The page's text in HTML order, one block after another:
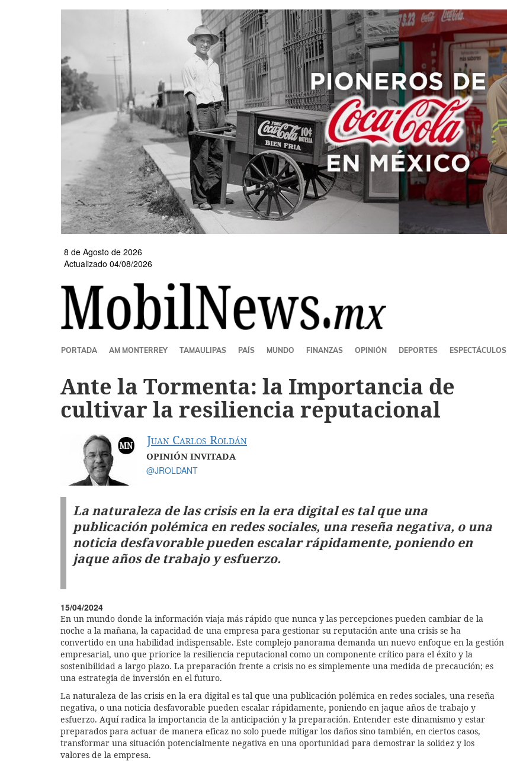
8 de Agosto de 2026
Actualizado 04/08/2026
SECCIONES
PORTADA AM MONTERREY TAMAULIPAS PAÍS MUNDO FINANZAS OPINIÓN DEPORTES ESPECTÁCULOS
Ante la Tormenta: la Importancia de
cultivar la resiliencia reputacional
Juan Carlos Roldán
OPINIÓN INVITADA
@JROLDANT
La naturaleza de las crisis en la era digital es tal que una
publicación polémica en redes sociales, una reseña negativa, o una
noticia desfavorable pueden escalar rápidamente, poniendo en
jaque años de trabajo y esfuerzo.
15/04/2024
En un mundo donde la información viaja más rápido que nunca y las percepciones pueden cambiar de la
noche a la mañana, la capacidad de una empresa para gestionar su reputación ante una crisis se ha
convertido en una habilidad indispensable. Este complejo panorama demanda un nuevo enfoque en la gestión
empresarial, uno que priorice la resiliencia reputacional como un componente crítico para el éxito y la
sostenibilidad a largo plazo. La preparación frente a crisis no es simplemente una medida de precaución; es
una estrategia de inversión en el futuro.
La naturaleza de las crisis en la era digital es tal que una publicación polémica en redes sociales, una reseña
negativa, o una noticia desfavorable pueden escalar rápidamente, poniendo en jaque años de trabajo y
esfuerzo. Aquí radica la importancia de la anticipación y la preparación. Entender este dinamismo y estar
preparados para actuar de manera eficaz no solo puede mitigar los daños sino también, en ciertos casos,
transformar una situación potencialmente negativa en una oportunidad para demostrar la solidez y los
valores de la empresa.